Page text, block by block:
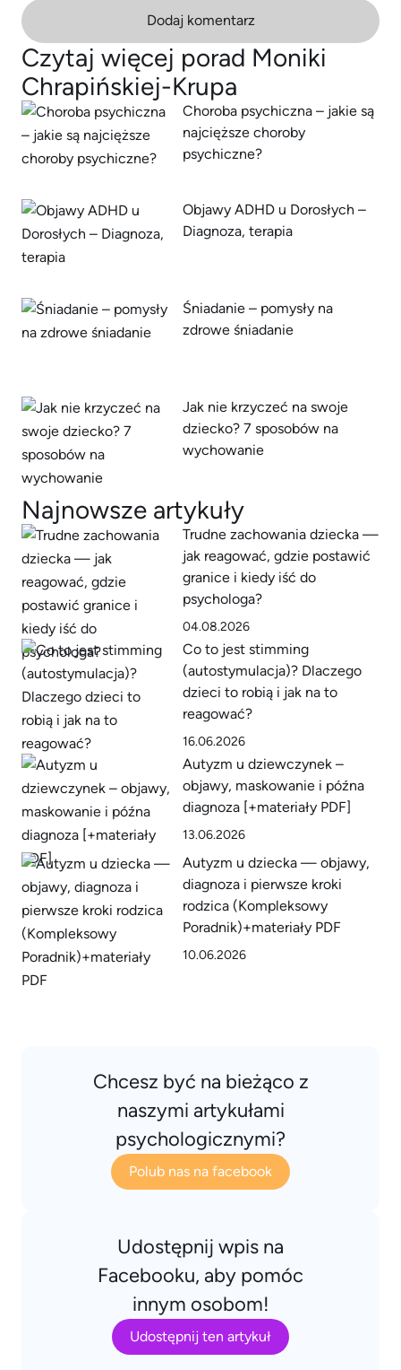
Dodaj komentarz
Czytaj więcej porad Moniki
Chrapińskiej-Krupa
Choroba psychiczna – jakie są
najcięższe choroby
psychiczne?
Objawy ADHD u Dorosłych –
Diagnoza, terapia
Śniadanie – pomysły na
zdrowe śniadanie
Jak nie krzyczeć na swoje
dziecko? 7 sposobów na
wychowanie
Najnowsze artykuły
Trudne zachowania dziecka —
jak reagować, gdzie postawić
granice i kiedy iść do
psychologa?
04.08.2026
Co to jest stimming
(autostymulacja)? Dlaczego
dzieci to robią i jak na to
reagować?
16.06.2026
Autyzm u dziewczynek –
objawy, maskowanie i późna
diagnoza [+materiały PDF]
13.06.2026
Autyzm u dziecka — objawy,
diagnoza i pierwsze kroki
rodzica (Kompleksowy
Poradnik)+materiały PDF
10.06.2026
Chcesz być na bieżąco z
naszymi artykułami
psychologicznymi?
Polub nas na facebook
Udostępnij wpis na
Facebooku, aby pomóc
innym osobom!
Udostępnij ten artykuł